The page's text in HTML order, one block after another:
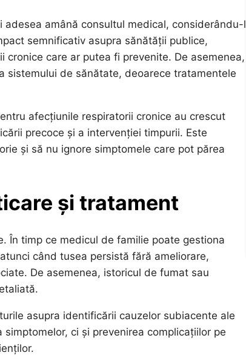
amână consultul medical, considerându-l
semnificativ asupra sănătății publice,
care ar putea fi prevenite. De asemenea,
sistemului de sănătate, deoarece tratamentele
afecțiunile respiratorii cronice au crescut
precoce și a intervenției timpurii. Este
și să nu ignore simptomele care pot părea
și tratament
În timp ce medicul de familie poate gestiona
când tusea persistă fără ameliorare,
De asemenea, istoricul de fumat sau
asupra identificării cauzelor subiacente ale
ci și prevenirea complicațiilor pe